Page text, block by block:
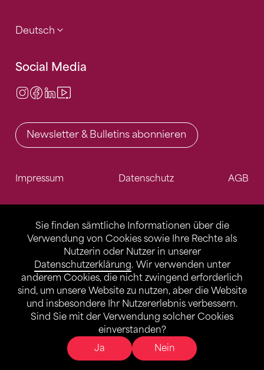
Sie finden sämtliche Informationen über die
Verwendung von Cookies sowie Ihre Rechte als
Nutzerin oder Nutzer in unserer
Datenschutzerklärung. Wir verwenden unter
anderem Cookies, die nicht zwingend erforderlich
sind, um unsere Website zu nutzen, aber die Website
und insbesondere Ihr Nutzererlebnis verbessern.
Sind Sie mit der Verwendung solcher Cookies
einverstanden?
Ja
Nein
Deutsch
Social Media
Instagram
Facebook
LinkedIn
Newsletter & Bulletins abonnieren
Impressum Datenschutz AGB